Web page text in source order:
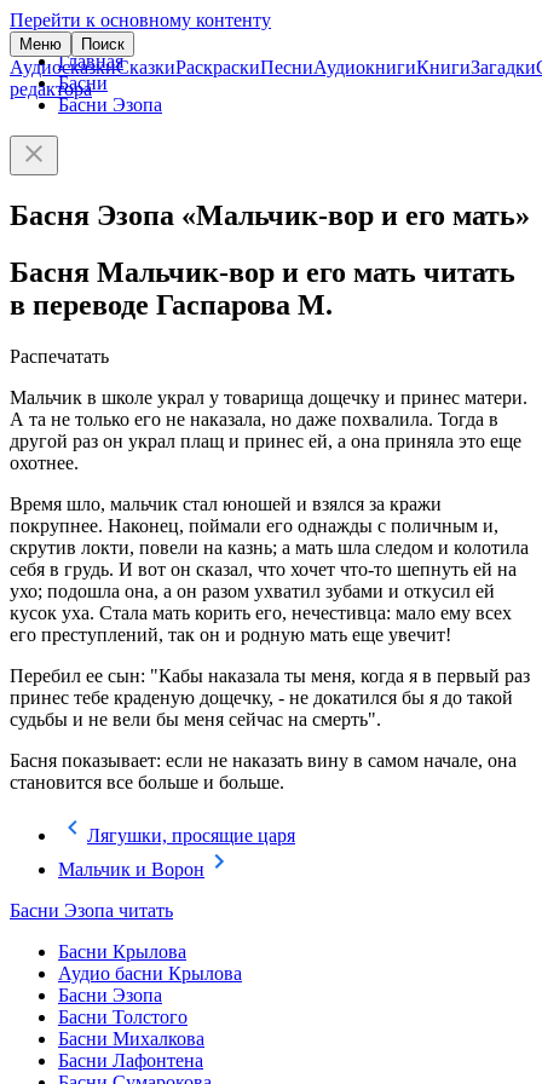
Перейти к основному контенту
Меню Поиск
АудиосказкиСказкиРаскраскиПесниАудиокнигиКнигиЗагадки
редактора
Главная
Басни
Басни Эзопа
Басня Эзопа «Мальчик-вор и его мать»
Басня Мальчик-вор и его мать читать
в переводе Гаспарова М.
Распечатать
Мальчик в школе украл у товарища дощечку и принес матери.
А та не только его не наказала, но даже похвалила. Тогда в
другой раз он украл плащ и принес ей, а она приняла это еще
охотнее.
Время шло, мальчик стал юношей и взялся за кражи
покрупнее. Наконец, поймали его однажды с поличным и,
скрутив локти, повели на казнь; а мать шла следом и колотила
себя в грудь. И вот он сказал, что хочет что-то шепнуть ей на
ухо; подошла она, а он разом ухватил зубами и откусил ей
кусок уха. Стала мать корить его, нечестивца: мало ему всех
его преступлений, так он и родную мать еще увечит!
Перебил ее сын: "Кабы наказала ты меня, когда я в первый раз
принес тебе краденую дощечку, - не докатился бы я до такой
судьбы и не вели бы меня сейчас на смерть".
Басня показывает: если не наказать вину в самом начале, она
становится все больше и больше.
Лягушки, просящие царя
Мальчик и Ворон
Басни Эзопа читать
Басни Крылова
Аудио басни Крылова
Басни Эзопа
Басни Толстого
Басни Михалкова
Басни Лафонтена